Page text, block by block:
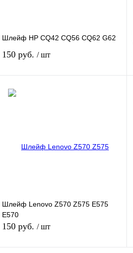
Шлейф HP CQ42 CQ56 CQ62 G62
150 руб. / шт
наличии
Шлейф Lenovo Z570 Z575 E575
E570
150 руб. / шт